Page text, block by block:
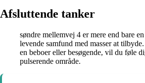
Afsluttende tanker
søndre mellemvej 4 er mere end bare
levende samfund med masser at
en beboer eller besøgende, vil du føle
pulserende område.